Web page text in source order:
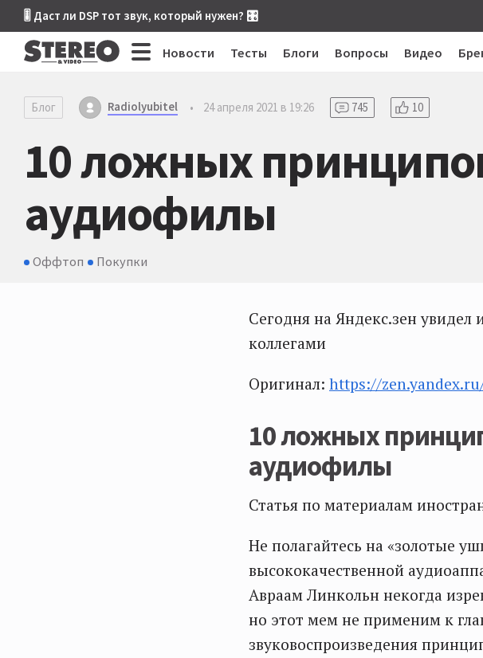
🎚 Даст ли DSP тот звук, который нужен? 🎛
Новости Тесты Блоги Вопросы Видео
Блог Radiolyubitel • 24 апреля 2021 в 19:26 745 10
10 ложных
аудиофилы
Оффтоп Покупки
Сегодня на Яндекс.зен увидел
коллегами
Оригинал: https://
10 ложных
аудиофилы
Статья по материалам
Не полагайтесь на «золотые
высококачественной
Авраам Линкольн некогда
но этот мем не применим к
звуковоспроизведения